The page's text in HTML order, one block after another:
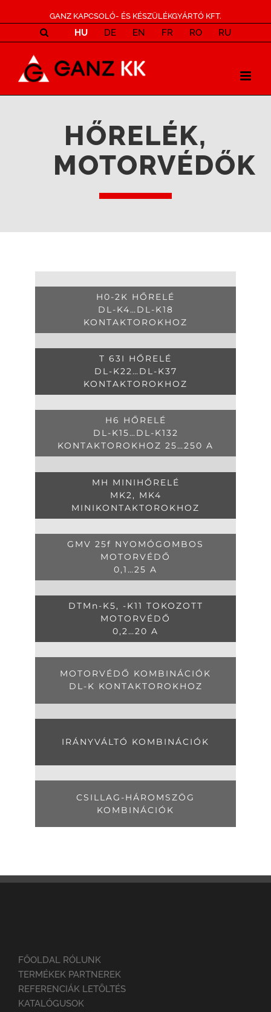
GANZ KAPCSOLÓ- ÉS KÉSZÜLÉKGYÁRTÓ KFT.
HU DE EN FR RO RU
HŐRELÉK,
MOTORVÉDŐK
H0-2K HŐRELÉ
DL-K4…DL-K18
KONTAKTOROKHOZ
T 63I HŐRELÉ
DL-K22…DL-K37
KONTAKTOROKHOZ
H6 HŐRELÉ
DL-K15…DL-K132
KONTAKTOROKHOZ 25…250 A
MH MINIHŐRELÉ
MK2, MK4
MINIKONTAKTOROKHOZ
GMV 25f NYOMÓGOMBOS
MOTORVÉDŐ
0,1…25 A
DTMn-K5, -K11 TOKOZOTT
MOTORVÉDŐ
0,2…20 A
MOTORVÉDŐ KOMBINÁCIÓK
DL-K KONTAKTOROKHOZ
IRÁNYVÁLTÓ KOMBINÁCIÓK
CSILLAG-HÁROMSZÖG
KOMBINÁCIÓK
FŐOLDAL RÓLUNK
TERMÉKEK PARTNEREK
REFERENCIÁK LETÖLTÉS
KATALÓGUSOK